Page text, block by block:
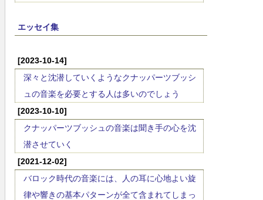
エッセイ集
[2023-10-14]
深々と沈潜していくようなクナッパーツブッシ
ュの音楽を必要とする人は多いのでしょう
[2023-10-10]
クナッパーツブッシュの音楽は聞き手の心を沈
潜させていく
[2021-12-02]
バロック時代の音楽には、人の耳に心地よい旋
律や響きの基本パターンが全て含まれてしまっ